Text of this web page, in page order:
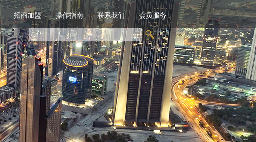
招商加盟 操作指南 联系我们 会员服务